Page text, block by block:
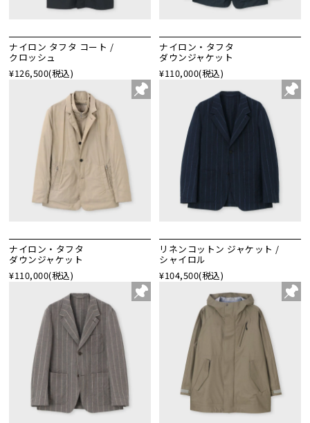
ナイロン タフタ コート /
クロッシュ
¥126,500(税込)
ナイロン・タフタ
ダウンジャケット
¥110,000(税込)
ナイロン・タフタ
ダウンジャケット
¥110,000(税込)
リネンコットン ジャケット /
シャイロル
¥104,500(税込)